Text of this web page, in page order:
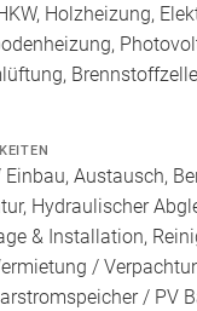
Holzheizung,
Austausch,
Hydraulischer
& Installation,
/
/ PV